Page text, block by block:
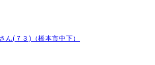
(７３)（橋本市中下）